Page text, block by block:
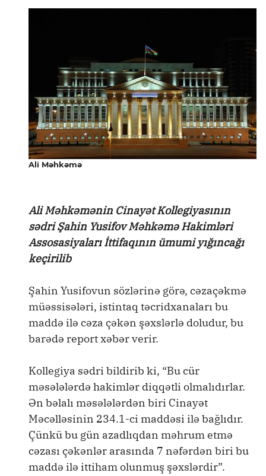
Ali Məhkəmə
Ali Məhkəmənin Cinayət Kollegiyasının
sədri Şahin Yusifov Məhkəmə Hakimləri
Assosasiyaları İttifaqının ümumi yığıncağı
keçirilib
Şahin Yusifovun sözlərinə görə, cəzaçəkmə
müəssisələri, istintaq təcridxanaları bu
maddə ilə cəza çəkən şəxslərlə doludur, bu
barədə report xəbər verir.
Kollegiya sədri bildirib ki, “Bu cür
məsələlərdə hakimlər diqqətli olmalıdırlar.
Ən bəlalı məsələlərdən biri Cinayət
Məcəlləsinin 234.1-ci maddəsi ilə bağlıdır.
Çünkü bu gün azadlıqdan məhrum etmə
cəzası çəkənlər arasında 7 nəfərdən biri bu
maddə ilə ittiham olunmuş şəxslərdir”.